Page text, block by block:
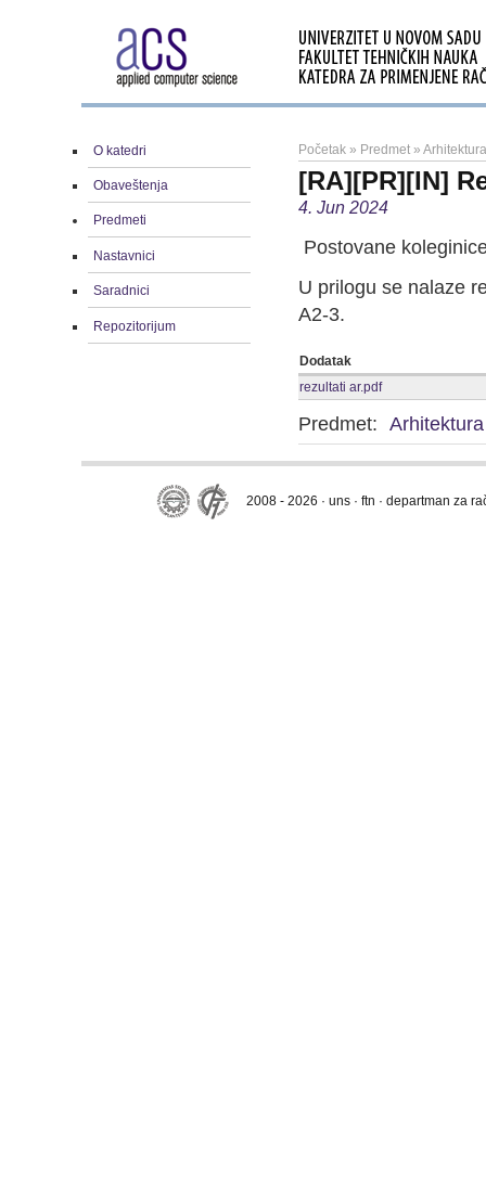
O katedri
Obaveštenja
Predmeti
Nastavnici
Saradnici
Repozitorijum
Početak » Predmet »
[RA][PR][IN]
4. Jun 2024
Postovane
U prilogu se nalaze
A2-3.
Dodatak
rezultati ar.pdf
Predmet:
2008 - 2026 · uns · ftn · departman za